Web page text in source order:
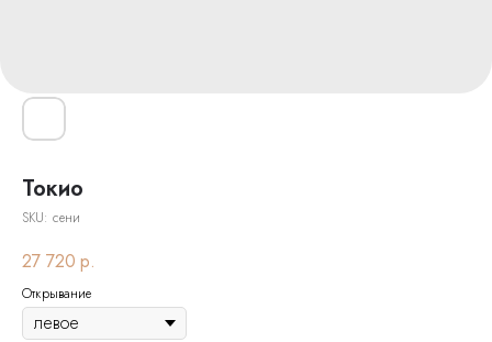
Токио
SKU: сени
27 720 р.
Открывание